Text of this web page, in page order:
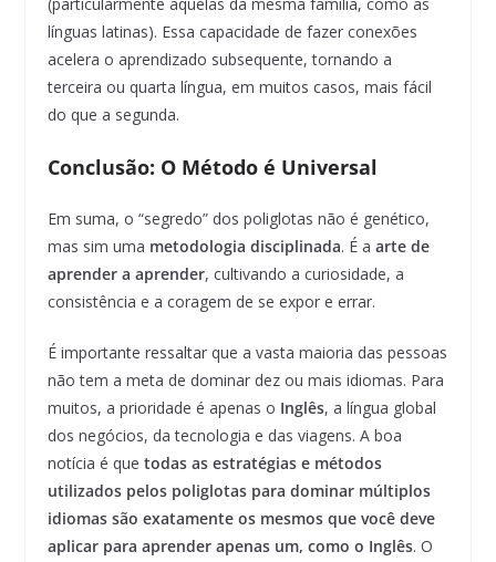
(particularmente aquelas da mesma família, como as
línguas latinas). Essa capacidade de fazer conexões
acelera o aprendizado subsequente, tornando a
terceira ou quarta língua, em muitos casos, mais fácil
do que a segunda.
Conclusão: O Método é Universal
Em suma, o “segredo” dos poliglotas não é genético,
mas sim uma metodologia disciplinada. É a arte de
aprender a aprender, cultivando a curiosidade, a
consistência e a coragem de se expor e errar.
É importante ressaltar que a vasta maioria das pessoas
não tem a meta de dominar dez ou mais idiomas. Para
muitos, a prioridade é apenas o Inglês, a língua global
dos negócios, da tecnologia e das viagens. A boa
notícia é que todas as estratégias e métodos
utilizados pelos poliglotas para dominar múltiplos
idiomas são exatamente os mesmos que você deve
aplicar para aprender apenas um, como o Inglês. O